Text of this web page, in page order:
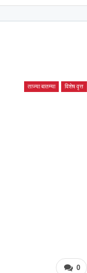
ताज्या बातम्या विशेष वृत्त
0